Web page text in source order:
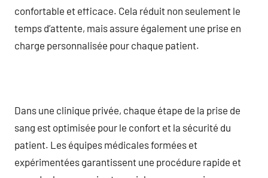
confortable et efficace. Cela réduit non seulement le
temps d’attente, mais assure également une prise en
charge personnalisée pour chaque patient.
Dans une clinique privée, chaque étape de la prise de
sang est optimisée pour le confort et la sécurité du
patient. Les équipes médicales formées et
expérimentées garantissent une procédure rapide et